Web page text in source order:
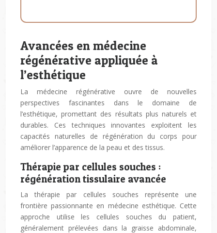
Avancées en médecine
régénérative appliquée à
l’esthétique
La médecine régénérative ouvre de nouvelles
perspectives fascinantes dans le domaine de
l’esthétique, promettant des résultats plus naturels et
durables. Ces techniques innovantes exploitent les
capacités naturelles de régénération du corps pour
améliorer l’apparence de la peau et des tissus.
Thérapie par cellules souches :
régénération tissulaire avancée
La thérapie par cellules souches représente une
frontière passionnante en médecine esthétique. Cette
approche utilise les cellules souches du patient,
généralement prélevées dans la graisse abdominale,